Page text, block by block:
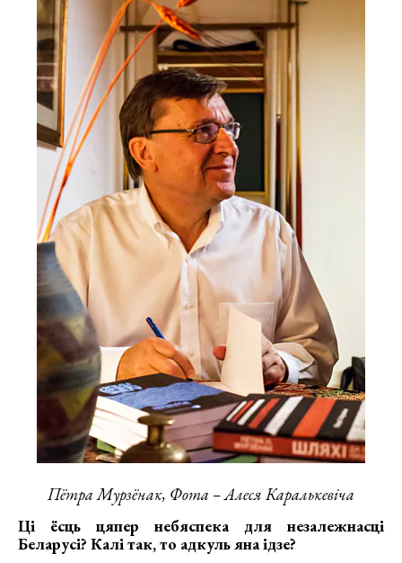
Пётра Мурзёнак, Фота – Алеся Каралькевіча
Ці ёсць цяпер небяспека для незалежнасці
Беларусі? Калі так, то адкуль яна ідзе?